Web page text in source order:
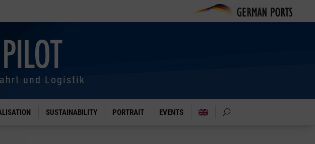
und Logistik
SUSTAINABILITY PORTRAIT EVENTS